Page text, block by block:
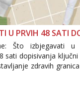
U PRVIH 48 SATI
Što izbjegavati
sati dopisivanja
zdravih
otkrivanje